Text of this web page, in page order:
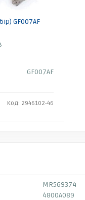
GF007AF
GF007AF
Код: 2946102-46
MR569374
4800A089